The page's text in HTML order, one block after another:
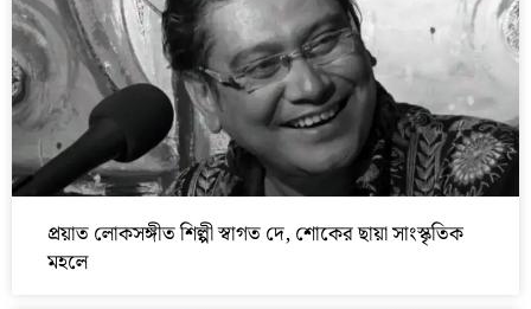
প্রয়াত লোকসঙ্গীত শিল্পী স্বাগত দে, শোকের ছায়া সাংস্কৃতিক
মহলে